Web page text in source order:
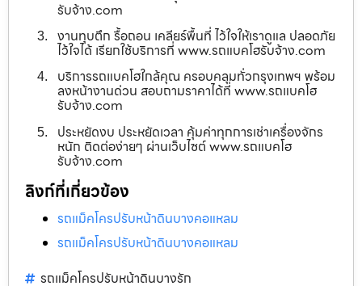
รับจ้าง.com
งานทุบตึก รื้อถอน เคลียร์พื้นที่ ไว้ใจให้เราดูแล ปลอดภัย
ไว้ใจได้ เรียกใช้บริการที่ www.รถแบคโฮรับจ้าง.com
บริการรถแบคโฮใกล้คุณ ครอบคลุมทั่วกรุงเทพฯ พร้อม
ลงหน้างานด่วน สอบถามราคาได้ที่ www.รถแบคโฮ
รับจ้าง.com
ประหยัดงบ ประหยัดเวลา คุ้มค่าทุกการเช่าเครื่องจักร
หนัก ติดต่อง่ายๆ ผ่านเว็บไซต์ www.รถแบคโฮ
รับจ้าง.com
ลิงก์ที่เกี่ยวข้อง
รถแม็คโครปรับหน้าดินบางคอแหลม
รถแม็คโครปรับหน้าดินบางคอแหลม
รถแม็คโครปรับหน้าดินบางรัก